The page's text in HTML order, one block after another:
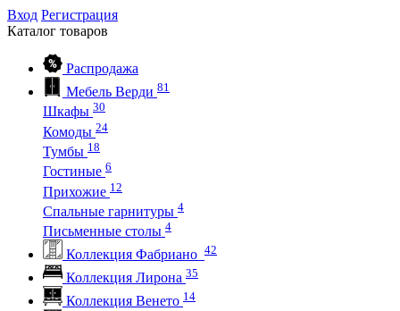
Вход Регистрация
Каталог товаров
Распродажа
Мебель Верди 81
Шкафы 30
Комоды 24
Тумбы 18
Гостиные 6
Прихожие 12
Спальные гарнитуры 4
Письменные столы 4
Коллекция Фабриано 42
Коллекция Лирона 35
Коллекция Венето 14